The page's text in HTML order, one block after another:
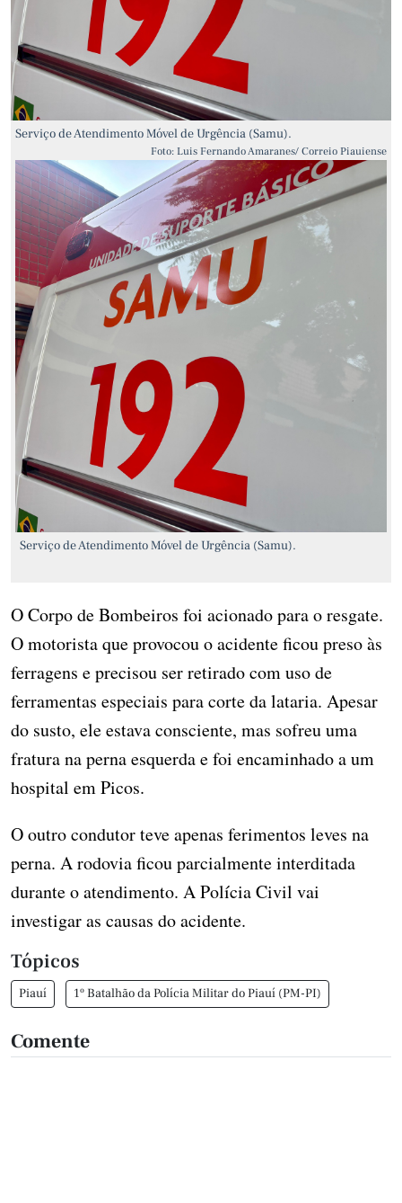
Serviço de Atendimento Móvel de Urgência (Samu).
Foto: Luis Fernando Amaranes/ Correio Piauiense
Serviço de Atendimento Móvel de Urgência (Samu).
O Corpo de Bombeiros foi acionado para o resgate.
O motorista que provocou o acidente ficou preso às
ferragens e precisou ser retirado com uso de
ferramentas especiais para corte da lataria. Apesar
do susto, ele estava consciente, mas sofreu uma
fratura na perna esquerda e foi encaminhado a um
hospital em Picos.
O outro condutor teve apenas ferimentos leves na
perna. A rodovia ficou parcialmente interditada
durante o atendimento. A Polícia Civil vai
investigar as causas do acidente.
Tópicos
Piauí 1º Batalhão da Polícia Militar do Piauí (PM-PI)
Comente